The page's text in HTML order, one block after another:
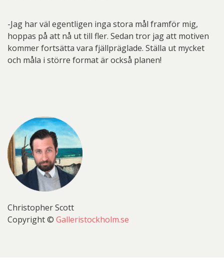
-Jag har väl egentligen inga stora mål framför mig,
hoppas på att nå ut till fler. Sedan tror jag att motiven
kommer fortsätta vara fjällpräglade. Ställa ut mycket
och måla i större format är också planen!
Christopher Scott
Copyright © Galleristockholm.se